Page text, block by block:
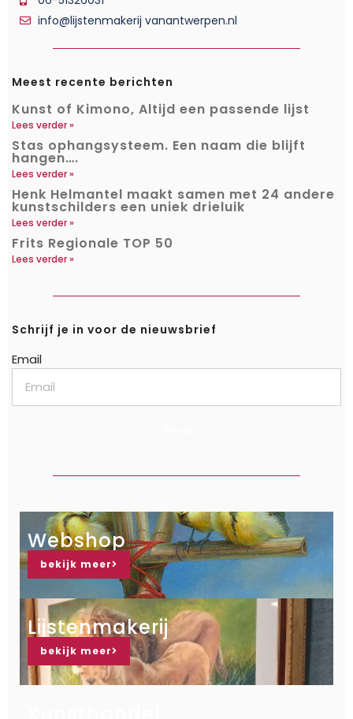
info@lijstenmakerij vanantwerpen.nl
Meest recente berichten
Kunst of Kimono, Altijd een passende lijst
Lees verder »
Stas ophangsysteem. Een naam die blijft
hangen….
Lees verder »
Henk Helmantel maakt samen met 24 andere
kunstschilders een uniek drieluik
Lees verder »
Frits Regionale TOP 50
Lees verder »
Schrijf je in voor de nieuwsbrief
Email
Webshop
bekijk meer
Lijstenmakerij
bekijk meer